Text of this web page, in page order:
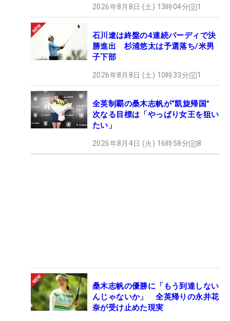
2026年8月8日 (土) 13時04分 1
石川遼は終盤の4連続バーディで決
勝進出 杉浦悠太は予選落ち/米男
子下部
2026年8月8日 (土) 10時33分 1
全英制覇の桑木志帆が“凱旋帰国”
次なる目標は「やっぱり女王を狙い
たい」
2026年8月4日 (火) 16時58分 8
桑木志帆の優勝に「もう到達しない
んじゃないか」 全英帰りの永井花
奈が受け止めた現実